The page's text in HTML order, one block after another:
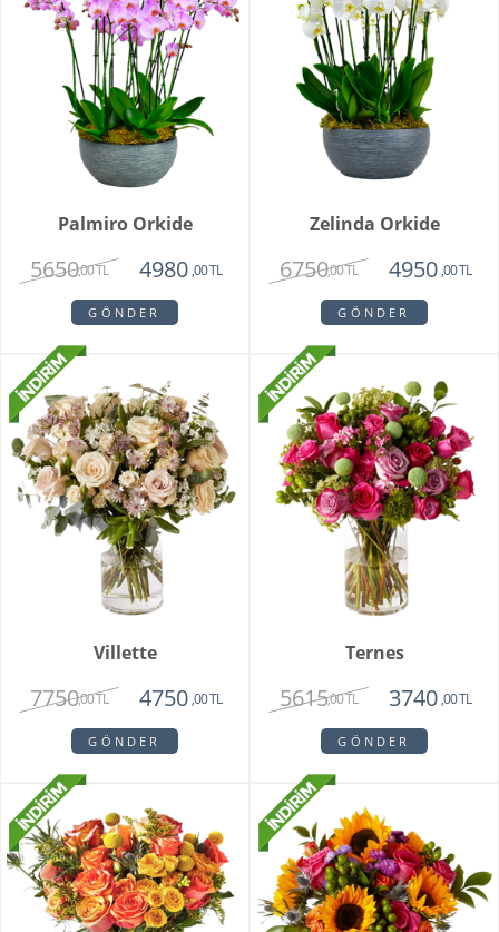
Palmiro Orkide
5650,00 TL 4980 ,00 TL
GÖNDER
Zelinda Orkide
6750,00 TL 4950 ,00 TL
GÖNDER
Villette
7750,00 TL 4750,00 TL
GÖNDER
Ternes
5615,00 TL 3740,00 TL
GÖNDER